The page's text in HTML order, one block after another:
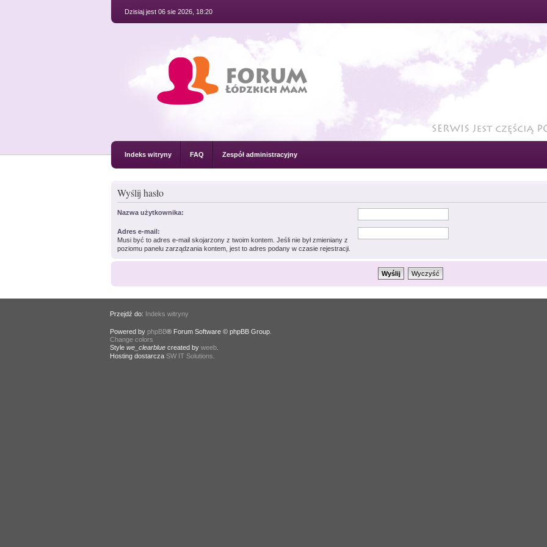
Dzisiaj jest 06 sie 2026, 18:20
Indeks witryny FAQ Zespół administracyjny
Wyślij hasło
Nazwa użytkownika:
Adres e-mail:
Musi być to adres e-mail skojarzony z twoim kontem. Jeśli nie był zmieniany z
poziomu panelu zarządzania kontem, jest to adres podany w czasie rejestracji.
Przejdź do: Indeks witryny
Powered by phpBB® Forum Software © phpBB Group.
Change colors
Style we_clearbluecreated by weeb.
Hosting dostarcza SW IT Solutions